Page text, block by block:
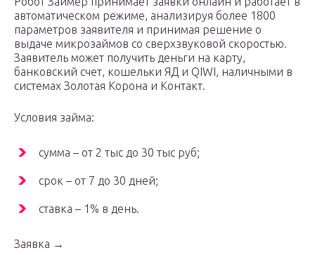
автоматическом режиме, анализируя более 1800
параметров заявителя и принимая решение о
выдаче микрозаймов со сверхзвуковой скоростью.
Заявитель может получить деньги на карту,
банковский счет, кошельки ЯД и QIWI, наличными в
системах Золотая Корона и Контакт.
Условия займа:
сумма – от 2 тыс до 30 тыс руб;
срок – от 7 до 30 дней;
ставка – 1% в день.
Заявка →